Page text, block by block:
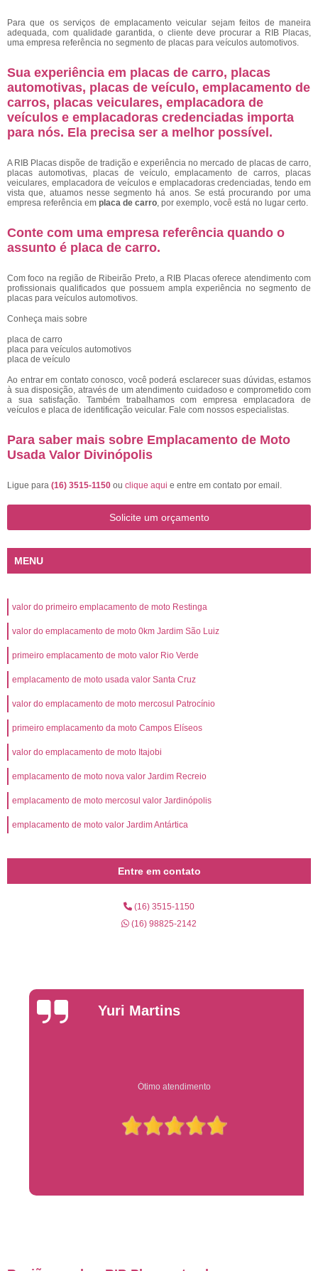
Para que os serviços de emplacamento veicular sejam feitos de maneira
adequada, com qualidade garantida, o cliente deve procurar a RIB Placas,
uma empresa referência no segmento de placas para veículos automotivos.
Sua experiência em placas de carro, placas
automotivas, placas de veículo, emplacamento de
carros, placas veiculares, emplacadora de
veículos e emplacadoras credenciadas importa
para nós. Ela precisa ser a melhor possível.
A RIB Placas dispõe de tradição e experiência no mercado de placas de carro,
placas automotivas, placas de veículo, emplacamento de carros, placas
veiculares, emplacadora de veículos e emplacadoras credenciadas, tendo em
vista que, atuamos nesse segmento há anos. Se está procurando por uma
empresa referência em placa de carro, por exemplo, você está no lugar certo.
Conte com uma empresa referência quando o
assunto é placa de carro.
Com foco na região de Ribeirão Preto, a RIB Placas oferece atendimento com
profissionais qualificados que possuem ampla experiência no segmento de
placas para veículos automotivos.
Conheça mais sobre
placa de carro
placa para veículos automotivos
placa de veículo
Ao entrar em contato conosco, você poderá esclarecer suas dúvidas, estamos
à sua disposição, através de um atendimento cuidadoso e comprometido com
a sua satisfação. Também trabalhamos com empresa emplacadora de
veículos e placa de identificação veicular. Fale com nossos especialistas.
Para saber mais sobre Emplacamento de Moto
Usada Valor Divinópolis
Ligue para (16) 3515-1150 ou clique aqui e entre em contato por email.
Solicite um orçamento
MENU
valor do primeiro emplacamento de moto Restinga
valor do emplacamento de moto 0km Jardim São Luiz
primeiro emplacamento de moto valor Rio Verde
emplacamento de moto usada valor Santa Cruz
valor do emplacamento de moto mercosul Patrocínio
primeiro emplacamento da moto Campos Elíseos
valor do emplacamento de moto Itajobi
emplacamento de moto nova valor Jardim Recreio
emplacamento de moto mercosul valor Jardinópolis
emplacamento de moto valor Jardim Antártica
Entre em contato
(16) 3515-1150
(16) 98825-2142
Yuri Martins
Ótimo atendimento